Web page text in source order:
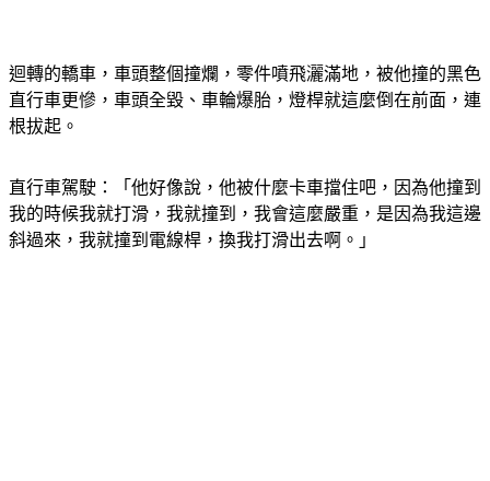
直行車更慘，車頭全毀、車輪爆胎，燈桿就這麼倒在前面，連
根拔起。
我的時候我就打滑，我就撞到，我會這麼嚴重，是因為我這邊
斜過來，我就撞到電線桿，換我打滑出去啊。」